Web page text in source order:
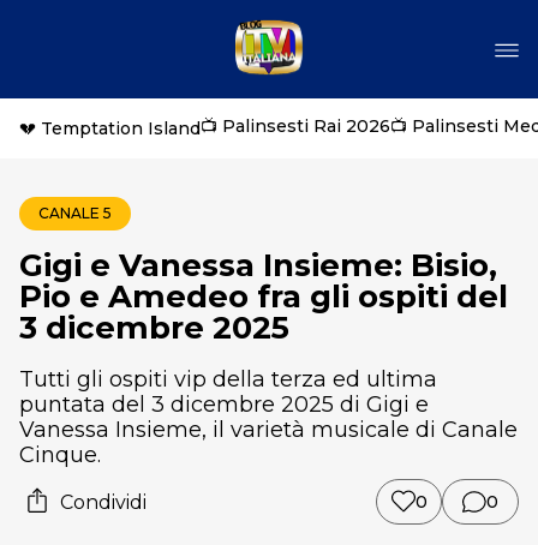
💔 Temptation Island📺 Palinsesti Rai 2026📺 Palinsesti
CANALE 5
Gigi e Vanessa Insieme: Bisio,
Pio e Amedeo fra gli ospiti del
3 dicembre 2025
Tutti gli ospiti vip della terza ed ultima
puntata del 3 dicembre 2025 di Gigi e
Vanessa Insieme, il varietà musicale di Canale
Cinque.
Condividi 0 0